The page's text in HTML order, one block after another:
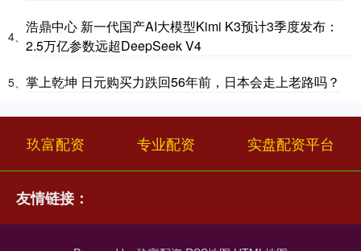
4、
浩鼎中心 新一代国产AI大模型Kimi K3预计3季度发布：
2.5万亿参数远超DeepSeek V4
5、 掌上乾坤 日元购买力跌回56年前，日本会走上老路吗？
玖富配资 专业配资 实盘配资平台
友情链接：